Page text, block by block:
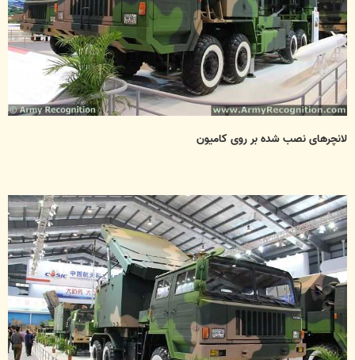
لانچرهای نصب شده بر روی کامیون